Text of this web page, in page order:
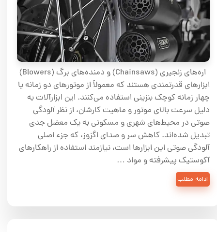
اره‌های زنجیری (Chainsaws) و دمنده‌های برگ (Blowers)
ابزارهای قدرتمندی هستند که معمولاً از موتورهای دو زمانه یا
چهار زمانه کوچک بنزینی استفاده می‌کنند. این ابزارآلات به
دلیل سرعت بالای موتور و ماهیت کارشان، از نظر آلودگی
صوتی در محیط‌های شهری و مسکونی به یک معضل جدی
تبدیل شده‌اند. کاهش سر و صدای اگزوز، که جزء اصلی
آلودگی صوتی این ابزارها است، نیازمند استفاده از راهکارهای
آکوستیک پیشرفته و مواد …
ادامه مطلب